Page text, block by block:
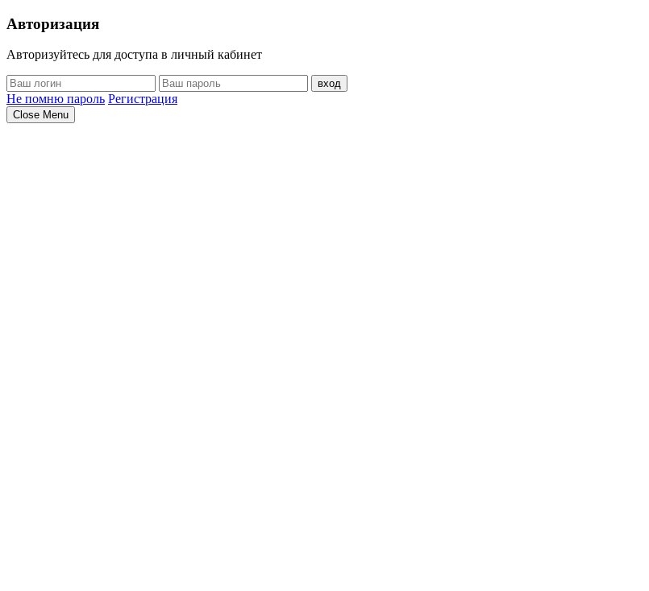
Авторизация
Авторизуйтесь для доступа в личный кабинет
вход
Не помню пароль Регистрация
Close Menu